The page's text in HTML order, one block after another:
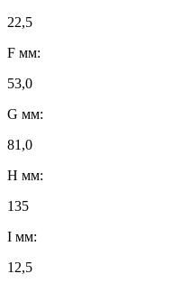
22,5
F мм:
53,0
G мм:
81,0
H мм:
135
I мм:
12,5